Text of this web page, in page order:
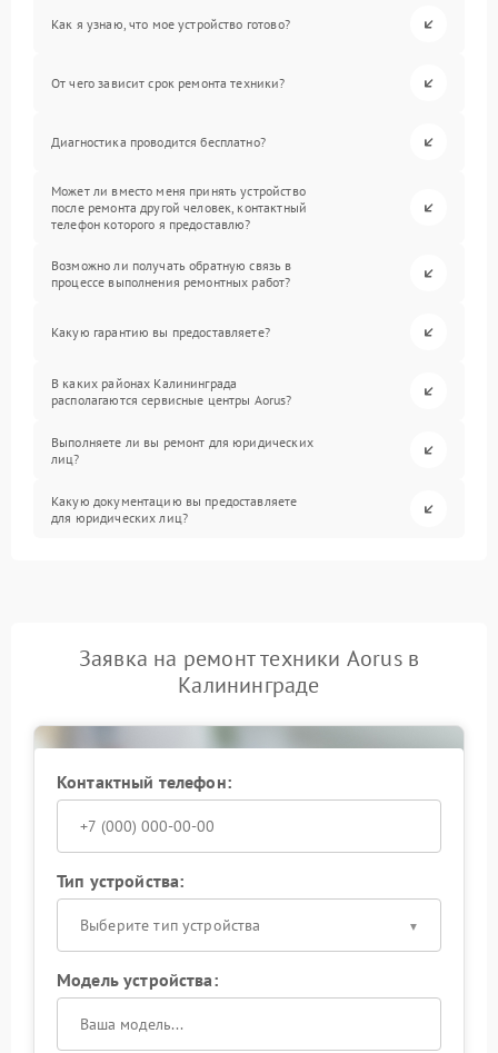
Как я узнаю, что мое устройство готово?
От чего зависит срок ремонта техники?
Диагностика проводится бесплатно?
Может ли вместо меня принять устройство
после ремонта другой человек, контактный
телефон которого я предоставлю?
Возможно ли получать обратную связь в
процессе выполнения ремонтных работ?
Какую гарантию вы предоставляете?
В каких районах Калининграда
располагаются сервисные центры Aorus?
Выполняете ли вы ремонт для юридических
лиц?
Какую документацию вы предоставляете
для юридических лиц?
Заявка на ремонт техники Aorus в
Калининграде
Контактный телефон:
Тип устройства:
Выберите тип устройства
Модель устройства: